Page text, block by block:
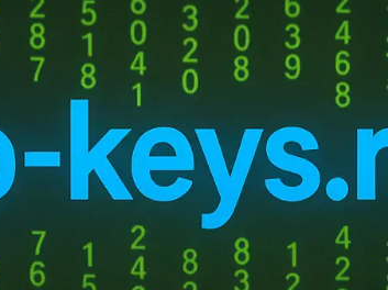
занял менее года. Ранее нейросети учитывали
дней, теперь же — за целый год. Это
рекламодателям более точно нацеливать свои
в целом увеличило эффективность
продуктам и искусственному интеллекту «Яндекс
стоимость привлечения клиентов
поддерживать необходимое количество
рекомендательные технологии,